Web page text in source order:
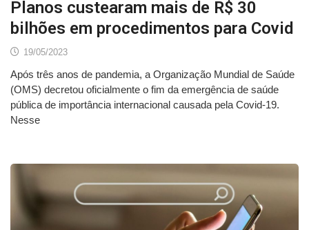
Planos custearam mais de R$ 30
bilhões em procedimentos para Covid
19/05/2023
Após três anos de pandemia, a Organização Mundial de Saúde
(OMS) decretou oficialmente o fim da emergência de saúde
pública de importância internacional causada pela Covid-19.
Nesse